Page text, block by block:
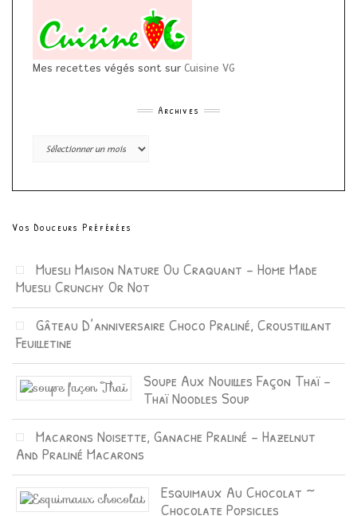
Mes recettes végés sont sur Cuisine VG
Archives
Archives
Vos Douceurs Préférées
Muesli Maison Nature Ou Craquant – Home Made
Muesli Crunchy Or Not
Gâteau D’anniversaire Choco Praliné, Croustillant
Feuilletine
Soupe Aux Nouilles Façon Thaï –
Thaï Noodles Soup
Macarons Noisette, Ganache Praliné – Hazelnut
And Praliné Macarons
Esquimaux Au Chocolat ~
Chocolate Popsicles